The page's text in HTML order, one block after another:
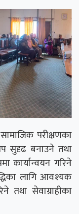
परीक्षणका
सुदृढ बनाउने तथा
कार्यान्वयन गरिने
लागि आवश्यक
तथा सेवाग्राहीका